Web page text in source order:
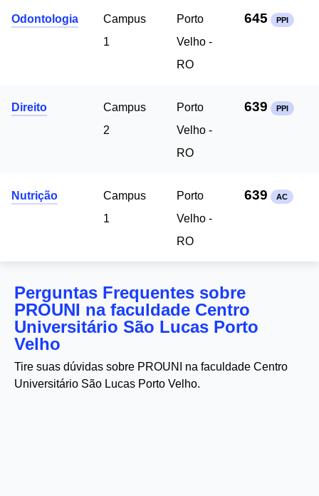
Odontologia
Campus
1
Porto
Velho -
RO
645 PPI
Direito
Campus
2
Porto
Velho -
RO
639 PPI
Nutrição
Campus
1
Porto
Velho -
RO
639 AC
Perguntas Frequentes sobre
PROUNI na faculdade Centro
Universitário São Lucas Porto
Velho
Tire suas dúvidas sobre PROUNI na faculdade Centro
Universitário São Lucas Porto Velho.